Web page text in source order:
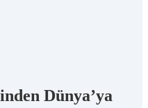
Dünya’ya